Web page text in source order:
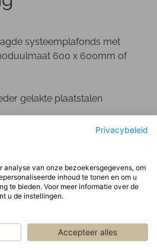
Privacybeleid
analyse van onze bezoekersgegevens, om
inhoud te tonen en om u
te bieden. Voor meer informatie over de
u de instellingen.
Accepteer alles
systeemplafonds met
600 x 600mm of
gelakte plaatstalen
uit het armatuur